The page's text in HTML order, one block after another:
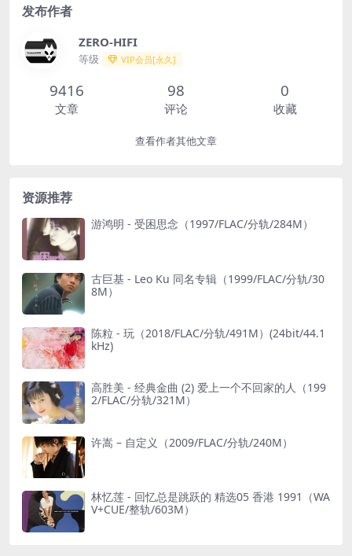
发布作者
ZERO-HIFI
等级 VIP会员[永久]
9416
文章
98
评论
0
收藏
查看作者其他文章
资源推荐
游鸿明 - 受困思念（1997/FLAC/分轨/284M）
古巨基 - Leo Ku 同名专辑（1999/FLAC/分轨/30
8M）
陈粒 - 玩（2018/FLAC/分轨/491M）(24bit/44.1
kHz)
高胜美 - 经典金曲 (2) 爱上一个不回家的人（199
2/FLAC/分轨/321M）
许嵩 – 自定义（2009/FLAC/分轨/240M）
林忆莲 - 回忆总是跳跃的 精选05 香港 1991（WA
V+CUE/整轨/603M）